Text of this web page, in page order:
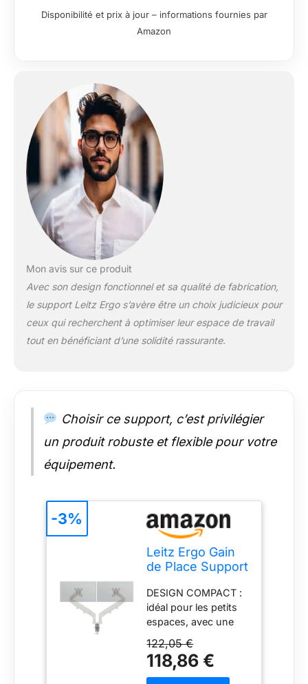
AJUSTEMENT : Bras
pour écran 17" à 32"
pivot gauche/droite
±90°, réglable à une
main INSTALLATION
FACILE : Plaque
VESA 75/100 mm
détachable à
dégagement rapide.
Fixation par pince
80 mm, assurant
stabilité et protection
ERGONOMIQUE :
Améliore la posture,
règlent
indépendamment
pour une
Recommandé par
l’Institut IGR (DIN
26800 EN ISO 15537)
et certifié TÜV
INCLUS: 1 x Support
double écran Leitz
Ergo gain de place.
Livré avec tous les
outils nécessaires au
montage et aux
réglages, gris clair,
65370085
Disponibilité et prix à jour – informations fournies par
Amazon
Mon avis sur ce produit
Avec son design fonctionnel et sa qualité de fabrication,
le support Leitz Ergo s’avère être un choix judicieux pour
ceux qui recherchent à optimiser leur espace de travail
tout en bénéficiant d’une solidité rassurante.
Choisir ce support, c’est privilégier
un produit robuste et flexible pour votre
équipement.
Leitz Ergo Gain
de Place Support
Ergonomique :
Bras articulés
pour moniteurs
17'' à 32'',
inclinables,
orientables,
DESIGN COMPACT :
idéal pour les petits
espaces, avec une
ergonomie visuelle
optimale. Système de
gestion des câbles
intégré pour un
122,05 €
118,86 €
-3%